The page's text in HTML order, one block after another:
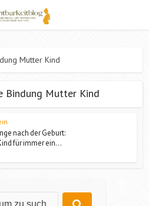
Mutter Kind
Bindung Mutter Kind
nach der Geburt:
für immer ein...